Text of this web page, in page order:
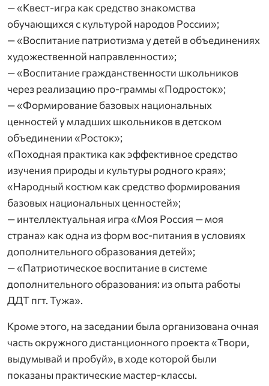
— «Квест-игра как средство знакомства
обучающихся с культурой народов России»;
— «Воспитание патриотизма у детей в объединениях
художественной направленности»;
— «Воспитание гражданственности школьников
через реализацию про-граммы «Подросток»;
— «Формирование базовых национальных
ценностей у младших школьников в детском
объединении «Росток»;
«Походная практика как эффективное средство
изучения природы и культуры родного края»;
«Народный костюм как средство формирования
базовых национальных ценностей»;
— интеллектуальная игра «Моя Россия — моя
страна» как одна из форм вос-питания в условиях
дополнительного образования детей»;
— «Патриотическое воспитание в системе
дополнительного образования: из опыта работы
ДДТ пгт. Тужа».
Кроме этого, на заседании была организована очная
часть окружного дистанционного проекта «Твори,
выдумывай и пробуй», в ходе которой были
показаны практические мастер-классы.